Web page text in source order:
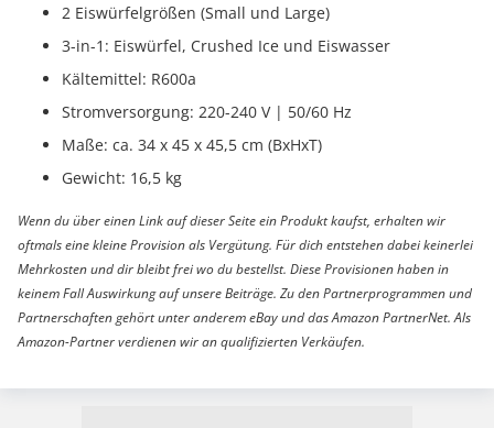
2 Eiswürfelgrößen (Small und Large)
3-in-1: Eiswürfel, Crushed Ice und Eiswasser
Kältemittel: R600a
Stromversorgung: 220-240 V | 50/60 Hz
Maße: ca. 34 x 45 x 45,5 cm (BxHxT)
Gewicht: 16,5 kg
Wenn du über einen Link auf dieser Seite ein Produkt kaufst, erhalten wir
oftmals eine kleine Provision als Vergütung. Für dich entstehen dabei keinerlei
Mehrkosten und dir bleibt frei wo du bestellst. Diese Provisionen haben in
keinem Fall Auswirkung auf unsere Beiträge. Zu den Partnerprogrammen und
Partnerschaften gehört unter anderem eBay und das Amazon PartnerNet. Als
Amazon-Partner verdienen wir an qualifizierten Verkäufen.